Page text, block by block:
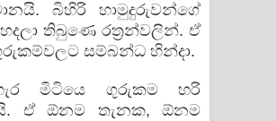
බිහිරි හාමුදුරුවන්ගේ
තිබුණෙ රත්‍රන්වලින්. ඒ
සම්බන්ධ හින්දා.
මිටියෙ ගුරුකම හරි
ඒ ඕනම තැනක, ඕනම